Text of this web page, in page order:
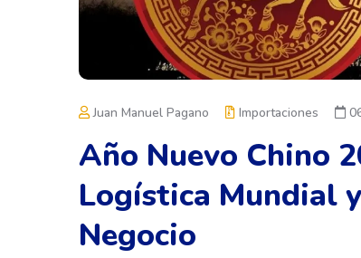
Juan Manuel Pagano Importaciones
Año Nuevo Chino
Logística Mundial
Negocio